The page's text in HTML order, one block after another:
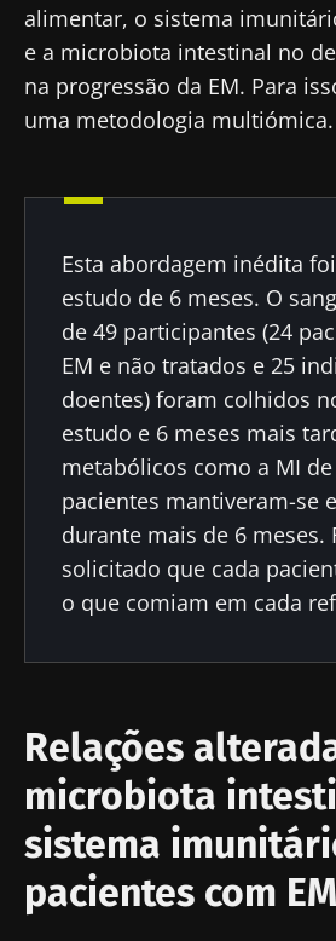
alimentar, o sistema
e a microbiota intestinal no
na progressão da EM. Para
uma metodologia multiómica.
Esta abordagem inédita
estudo de 6 meses. O
de 49 participantes (24
EM e não tratados e 25
doentes) foram colhidos
estudo e 6 meses mais
metabólicos como a MI
pacientes mantiveram-se
durante mais de 6 meses.
solicitado que cada
o que comiam em cada
Relações
microbiota
sistema
pacientes com EM